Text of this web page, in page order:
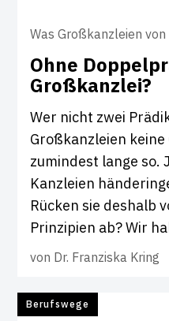
Was Großkanzleien
Ohne
Groß­kanzlei?
Wer nicht zwei
Großkanzleien keine
zumindest lange so.
Kanzleien
Rücken sie deshalb
Prinzipien ab? Wir
von Dr. Franziska Kring
Berufswege